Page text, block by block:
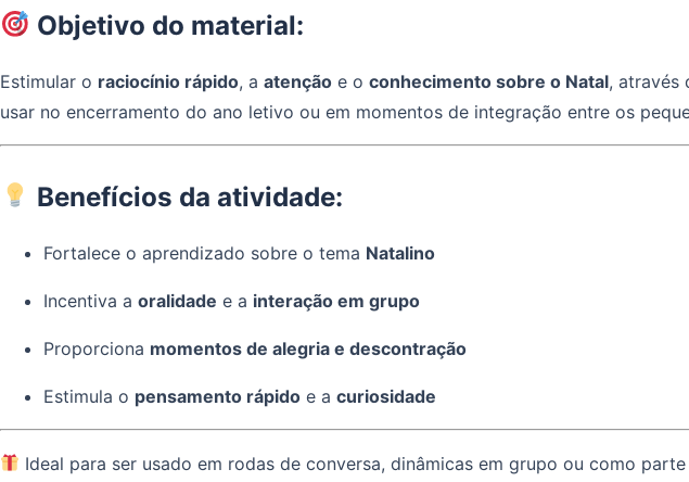
Objetivo do material:
Estimular o raciocínio rápido, a atenção e o conhecimento sobre o Natal, através
usar no encerramento do ano letivo ou em momentos de integração entre os
Benefícios da atividade:
Fortalece o aprendizado sobre o tema Natalino
Incentiva a oralidade e a interação em grupo
Proporciona momentos de alegria e descontração
Estimula o pensamento rápido e a curiosidade
Ideal para ser usado em rodas de conversa, dinâmicas em grupo ou como